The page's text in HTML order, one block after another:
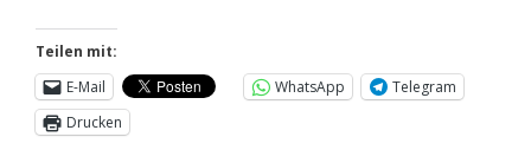
Teilen mit:
E-Mail
WhatsApp
Telegram
Drucken